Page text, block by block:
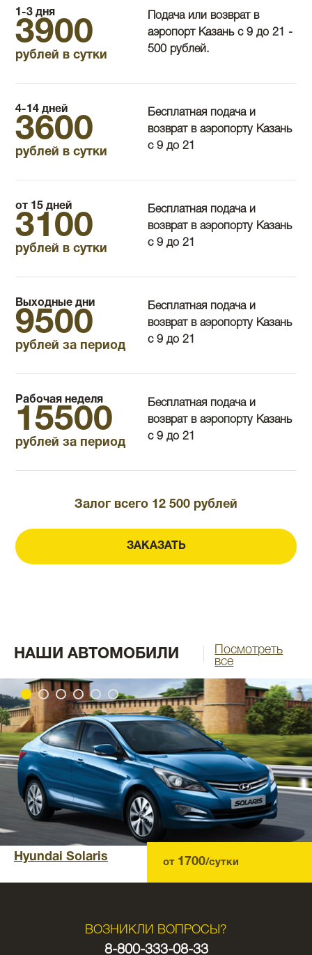
1-3 дня
3900
рублей в сутки
Подача или возврат в
аэропорт Казань с 9 до 21 -
500 рублей.
4-14 дней
3600
рублей в сутки
Бесплатная подача и
возврат в аэропорту Казань
с 9 до 21
от 15 дней
3100
рублей в сутки
Бесплатная подача и
возврат в аэропорту Казань
с 9 до 21
Выходные дни
9500
рублей за период
Бесплатная подача и
возврат в аэропорту Казань
с 9 до 21
Рабочая неделя
15500
рублей за период
Бесплатная подача и
возврат в аэропорту Казань
с 9 до 21
Залог всего 12 500 рублей
ЗАКАЗАТЬ
НАШИ АВТОМОБИЛИ
Посмотреть
все
Hyundai Solaris от 1700/сутки
ВОЗНИКЛИ ВОПРОСЫ?
8-800-333-08-33